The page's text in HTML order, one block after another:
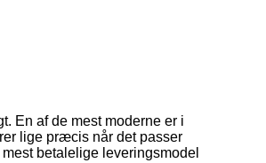
En af de mest moderne er i
lige præcis når det passer
betalelige leveringsmodel